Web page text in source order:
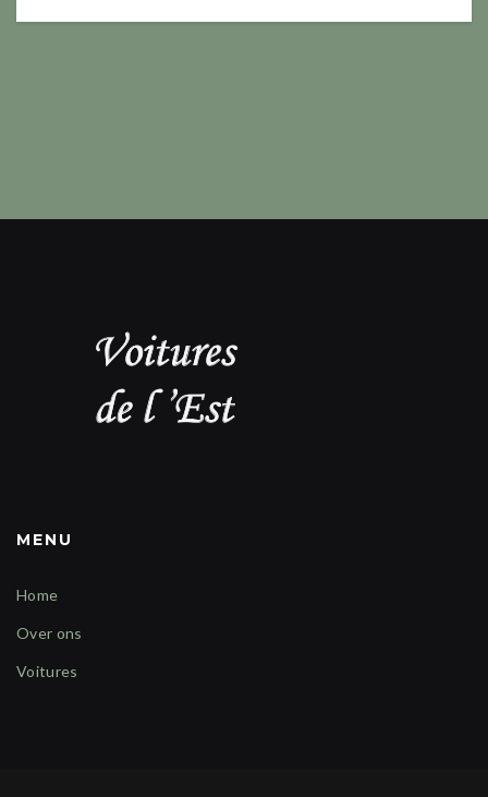
MENU
Home
Over ons
Voitures